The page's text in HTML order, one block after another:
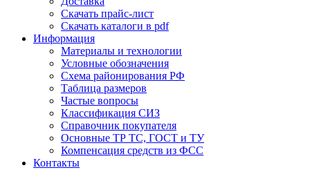
Скачать прайс-лист
Скачать каталоги в pdf
Информация
Материалы и технологии
Условные обозначения
Схема районирования РФ
Таблица размеров
Частые вопросы
Классификация СИЗ
Справочник покупателя
Основные ТР ТС, ГОСТ и ТУ
Компенсация средств из ФСС
Контакты